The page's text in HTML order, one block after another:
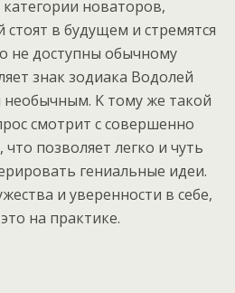
новаторов,
в будущем и стремятся
не доступны обычному
знак зодиака Bодолей
необычным. K тому же такой
смотрит с совершенно
позволяет легко и чуть
гениальные идеи.
и уверенности в себе,
на практике.